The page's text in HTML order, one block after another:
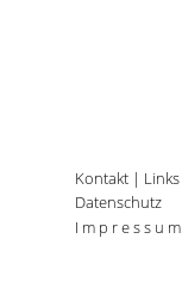
Kontakt | Links
Datenschutz
I m p r e s s u m